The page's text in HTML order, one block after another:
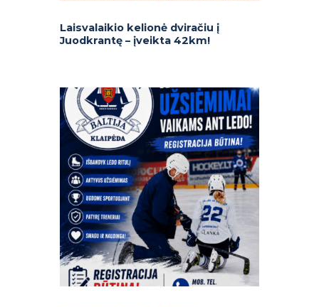
Laisvalaikio kelionė dviračiu į
Juodkrantę – įveikta 42km!